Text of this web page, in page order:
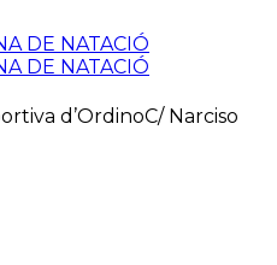
d’OrdinoC/ Narciso